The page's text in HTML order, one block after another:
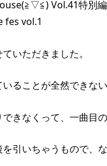
Vol.41特別
fes vol.1
いただきました。
ることが全然できな
きなくって、一曲目
引いちゃうもので、